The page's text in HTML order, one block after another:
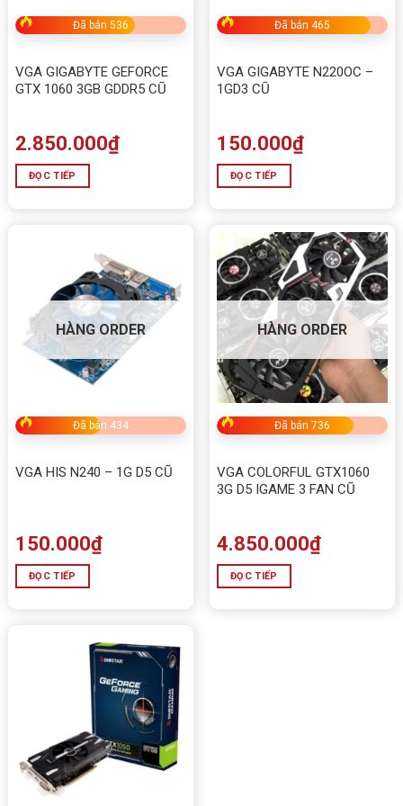
Đã bán 536
VGA GIGABYTE GEFORCE
GTX 1060 3GB GDDR5 CŨ
2.850.000₫
ĐỌC TIẾP
Đã bán 465
VGA GIGABYTE N220OC –
1GD3 CŨ
150.000₫
ĐỌC TIẾP
HÀNG ORDER
Đã bán 434
VGA HIS N240 – 1G D5 CŨ
150.000₫
ĐỌC TIẾP
HÀNG ORDER
Đã bán 736
VGA COLORFUL GTX1060
3G D5 IGAME 3 FAN CŨ
4.850.000₫
ĐỌC TIẾP